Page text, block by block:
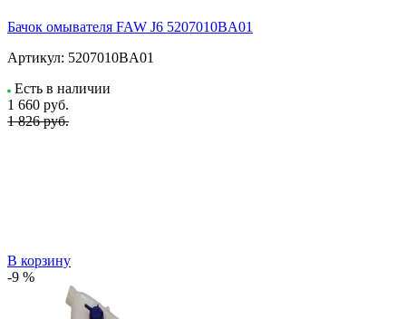
Бачок омывателя FAW J6 5207010BA01
Артикул: 5207010BA01
Есть в наличии
1 660 руб.
1 826 руб.
В корзину
-9 %